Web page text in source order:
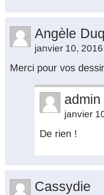
Angèle
janvier 10,
Merci pour vos
admin
janvier
De rien !
Cassydie